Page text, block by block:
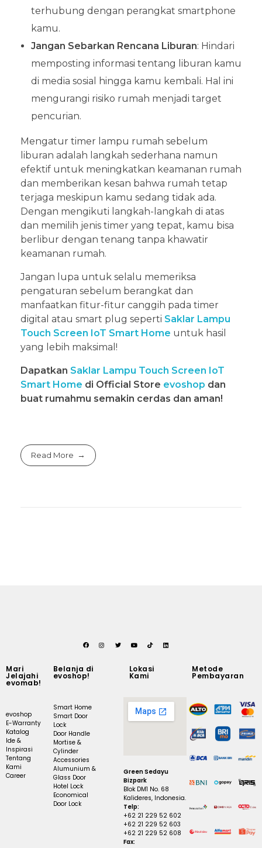
terhubung dengan perangkat smartphone
kamu.
Jangan Sebarkan Rencana Liburan: Hindari
memposting informasi tentang liburan kamu
di media sosial hingga kamu kembali. Hal ini
mengurangi risiko rumah menjadi target
pencurian.
Mengatur timer lampu rumah sebelum
liburan adalah langkah sederhana namun
efektif untuk meningkatkan keamanan rumah
dan memberikan kesan bahwa rumah tetap
terjaga meskipun kamu sedang tidak ada.
Dengan mengikuti langkah-langkah di atas
dan memilih jenis timer yang tepat, kamu bisa
berlibur dengan tenang tanpa khawatir
keamanan rumah.
Jangan lupa untuk selalu memeriksa
pengaturan sebelum berangkat dan
manfaatkan fitur-fitur canggih pada timer
digital atau smart plug seperti Saklar Lampu
Touch Screen IoT Smart Home untuk hasil
yang lebih maksimal!
Dapatkan Saklar Lampu Touch Screen IoT
Smart Home di Official Store evoshop dan
buat rumahmu semakin cerdas dan aman!
Read More
Mari
Jelajahi
evomab!
evoshop
E-Warranty
Katalog
Ide &
Inspirasi
Tentang
Kami
Career
Belanja di
evoshop!
Smart Home
Smart Door
Lock
Door Handle
Mortise &
Cylinder
Accessories
Alumunium &
Glass Door
Hotel Lock
Economical
Door Lock
Lokasi
Kami
Green Sedayu
Bizpark
Blok DM1 No. 68
Kalideres, Indonesia.
Telp:
+62 21 229 52 602
+62 21 229 52 603
+62 21 229 52 608
Fax:
Metode
Pembayaran